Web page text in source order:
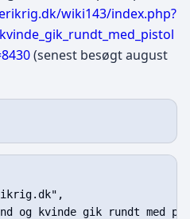
wiki143/index.php?
(senest besøgt august
og kvinde gik rundt med